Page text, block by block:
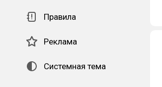
Правила
Реклама
Системная тема